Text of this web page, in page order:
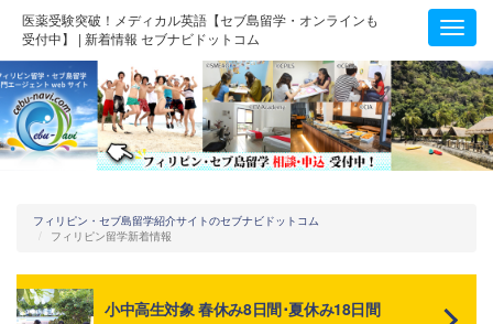
医薬受験突破！メディカル英語【セブ島留学・オンラインも
受付中】 | 新着情報 セブナビドットコム
フィリピン・セブ島留学紹介サイトのセブナビドットコム
フィリピン留学新着情報
小中高生対象 春休み8日間･夏休み18日間